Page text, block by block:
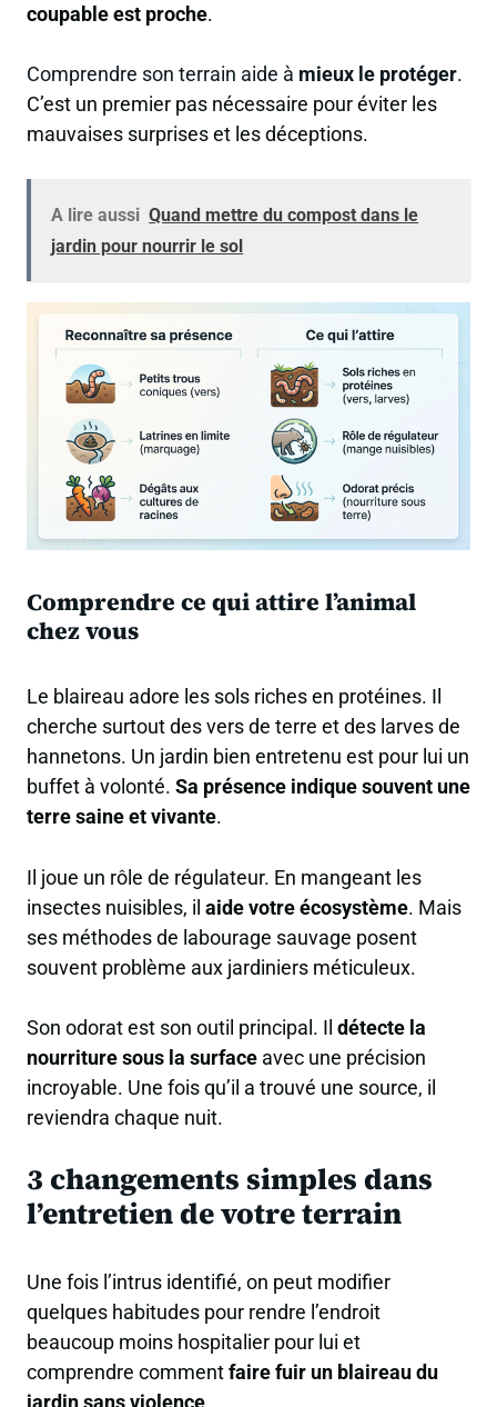
coupable est proche.
Comprendre son terrain aide à mieux le protéger.
C’est un premier pas nécessaire pour éviter les
mauvaises surprises et les déceptions.
A lire aussi Quand mettre du compost dans le
jardin pour nourrir le sol
Comprendre ce qui attire l’animal
chez vous
Le blaireau adore les sols riches en protéines. Il
cherche surtout des vers de terre et des larves de
hannetons. Un jardin bien entretenu est pour lui un
buffet à volonté. Sa présence indique souvent une
terre saine et vivante.
Il joue un rôle de régulateur. En mangeant les
insectes nuisibles, il aide votre écosystème. Mais
ses méthodes de labourage sauvage posent
souvent problème aux jardiniers méticuleux.
Son odorat est son outil principal. Il détecte la
nourriture sous la surface avec une précision
incroyable. Une fois qu’il a trouvé une source, il
reviendra chaque nuit.
3 changements simples dans
l’entretien de votre terrain
Une fois l’intrus identifié, on peut modifier
quelques habitudes pour rendre l’endroit
beaucoup moins hospitalier pour lui et
comprendre commentfaire fuir un blaireau du
jardin sans violence